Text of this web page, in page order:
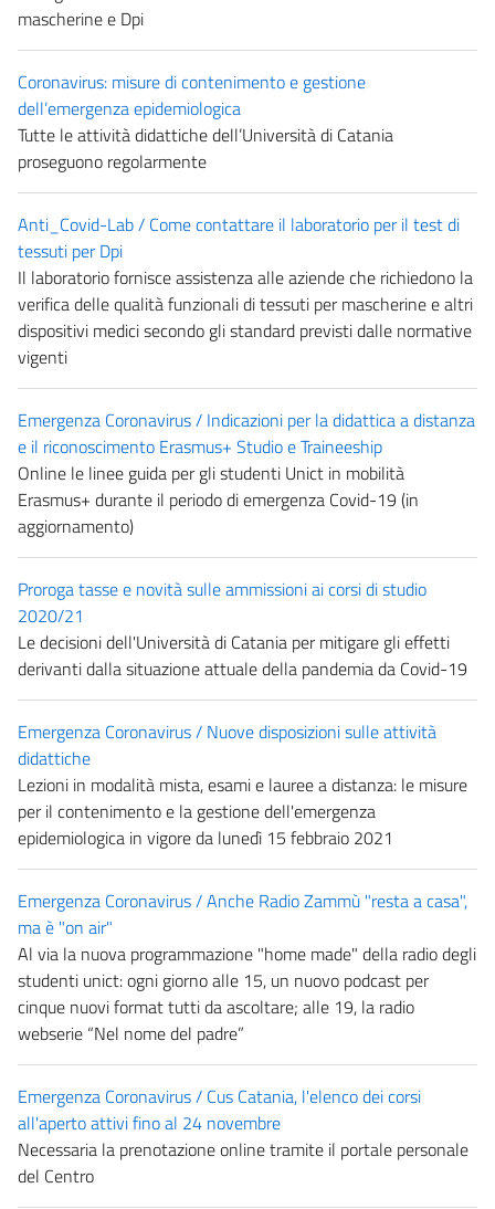
mascherine e Dpi
Coronavirus: misure di contenimento e gestione
dell’emergenza epidemiologica
Tutte le attività didattiche dell’Università di Catania
proseguono regolarmente
Anti_Covid-Lab / Come contattare il laboratorio per il test di
tessuti per Dpi
Il laboratorio fornisce assistenza alle aziende che richiedono la
verifica delle qualità funzionali di tessuti per mascherine e altri
dispositivi medici secondo gli standard previsti dalle normative
vigenti
Emergenza Coronavirus / Indicazioni per la didattica a distanza
e il riconoscimento Erasmus+ Studio e Traineeship
Online le linee guida per gli studenti Unict in mobilità
Erasmus+ durante il periodo di emergenza Covid-19 (in
aggiornamento)
Proroga tasse e novità sulle ammissioni ai corsi di studio
2020/21
Le decisioni dell'Università di Catania per mitigare gli effetti
derivanti dalla situazione attuale della pandemia da Covid-19
Emergenza Coronavirus / Nuove disposizioni sulle attività
didattiche
Lezioni in modalità mista, esami e lauree a distanza: le misure
per il contenimento e la gestione dell'emergenza
epidemiologica in vigore da lunedì 15 febbraio 2021
Emergenza Coronavirus / Anche Radio Zammù "resta a casa",
ma è "on air"
Al via la nuova programmazione "home made" della radio degli
studenti unict: ogni giorno alle 15, un nuovo podcast per
cinque nuovi format tutti da ascoltare; alle 19, la radio
webserie “Nel nome del padre”
Emergenza Coronavirus / Cus Catania, l'elenco dei corsi
all'aperto attivi fino al 24 novembre
Necessaria la prenotazione online tramite il portale personale
del Centro